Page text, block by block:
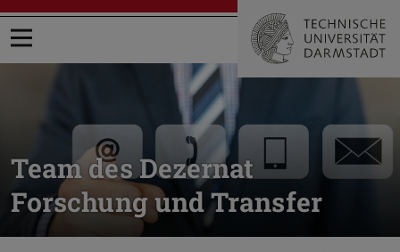
Menü öffnen
Team des Dezernat
Forschung und Transfer